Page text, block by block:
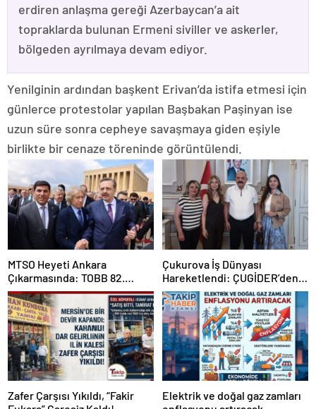
erdiren anlaşma gereği Azerbaycan’a ait
topraklarda bulunan Ermeni siviller ve askerler,
bölgeden ayrılmaya devam ediyor.
Yenilginin ardından başkent Erivan’da istifa etmesi için
günlerce protestolar yapılan Başbakan Paşinyan ise
uzun süre sonra cepheye savaşmaya giden eşiyle
birlikte bir cenaze töreninde görüntülendi.
MTSO Heyeti Ankara
Çıkarmasında: TOBB 82.
Genel Kurulu’nda Mersin
Talepleri İletildi
Çukurova İş Dünyası
Hareketlendi: ÇUGİDER’den
Hümay Lojistik’e Çıkartma
Zafer Çarşısı Yıkıldı, “Fakir
Elektrik ve doğal gaz zamları